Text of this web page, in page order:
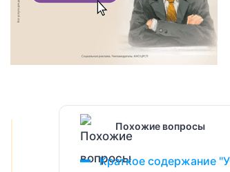
Похожие вопросы
Краткое содержание